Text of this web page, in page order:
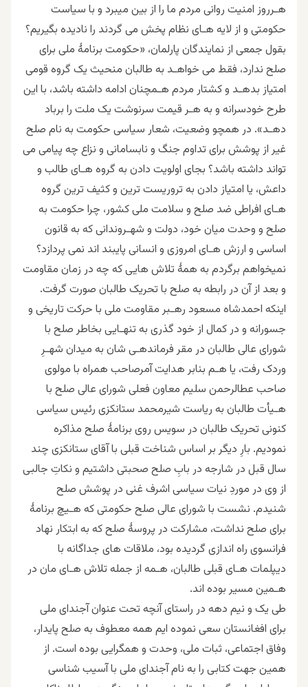
هـرروز امنیت روانى مردم ما را از بین میبرد و با سیاست
حکومتی و از لایه هـاى نظام پخش می گردند را نادیده بگیریم؟
بقول جمعى از نمایندگان پارلمان، «حکومت برنامهٔ ملى براى
صلح ندارد، فقط می خواهـد به طالبان منحیث یک گروه قومى
امتیاز بدهـد و کشتار مردم هـمچنان ادامه داشته باشد، با این
طرح خودسرانه و به هـر قیمت سرنوشت یک ملت را برباد
دهـد». در همچو وضعیت، شعار سیاسى حکومت به نام صلح
غیر از پوشش برای تداوم جنگ و نابسامانی و نزاع چه پیامى می
تواند داشته باشد؟ بجای اولویت دادن به گروه هـاى طالب و
داعش، یا امتیاز دادن به تروریست ترین و کثیف ترین گروه
هـاى افراطى ضد صلح و سلامت ملى کشور، چرا حکومت به
صلح و وحدت میان خود، دولت و شهـروندانى که به قانون
اساسى و ارزش هـاى امروزى و انسانى پایبند اند نمى پردازد؟
نمیخواهم برگردم به همۀ تلاش هایی که چه در زمان مقاومت
و بعد از آن در رابطه به صلح با تحریک طالبان صورت گرفت.
اینکه احمدشاه مسعود رهـبر مقاومت ملى با حرکت تاریخى و
جسورانه و در کمال از خود گذرى به تنهـایى بخاطر صلح با
شوراى عالى طالبان در مقر فرماندهـى شان به میدان شهـرِ
وردک رفت، یا هـم بنابر هدایت آمرصاحب همراه با مولوی
صاحب عطالرحمن سلیم معاون فعلی شورای عالی صلح با
هـیأت طالبان به ریاست شیرمحمد ستانکزى رئیس سیاسی
کنونی تحریک طالبان در سویس روی برنامۀ صلح مذاکره
نمودیم. بارِ دیگر بر اساس شناخت قبلى با آقای ستانکزى چند
سال قبل در شارجه در بابِ صلح صحبتى داشتیم و نکاتِ جالبی
از وی در موردِ نیات سیاسی اشرف غنی در پوشش صلح
شنیدم. نشست با شورای عالی صلح حکومتی که هـیچ برنامۀ
برای صلح نداشت، مشارکت در پروسهٔ صلح که به ابتکار نهاد
فرانسوی راه اندازى گردیده بود، ملاقات های جداگانه با
دیپلمات هـاى قبلی طالبان، هـمه از جمله تلاش هـای مان در
هـمین مسیر بوده اند.
طى یک و نیم دهه در راستاى آنچه تحت عنوان آجندای ملی
برای افغانستان سعی نموده ایم همه معطوف به صلح پایدار،
وفاق اجتماعى، ثبات ملى، وحدت و همگرایی بوده است. از
همین جهت کتابی را به نام آجندای ملی با آسیب شناسی